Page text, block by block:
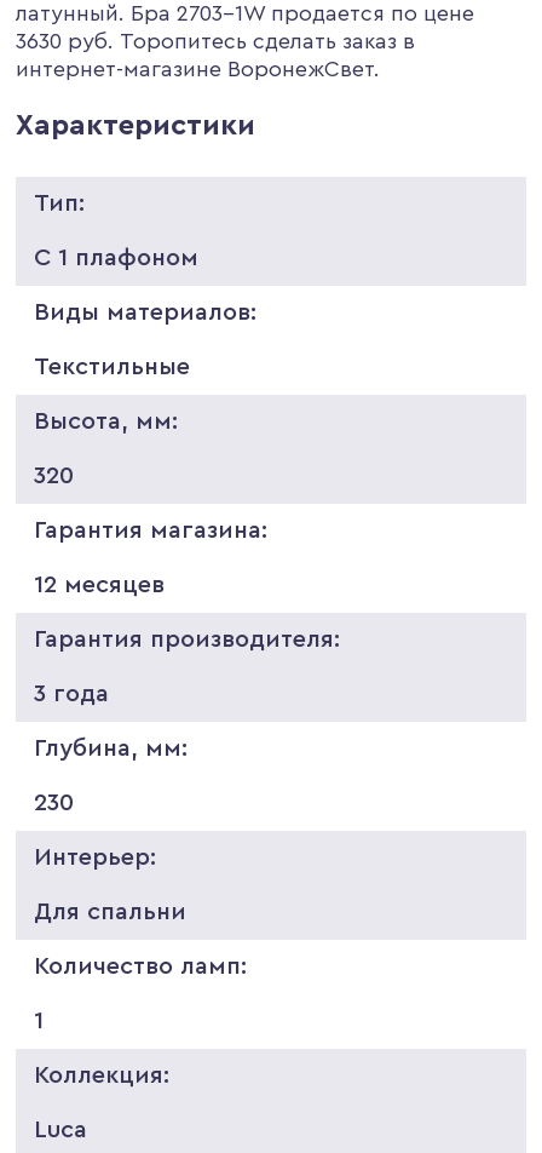
латунный. Бра 2703-1W продается по цене
3630 руб. Торопитесь сделать заказ в
интернет-магазине ВоронежСвет.
Характеристики
Тип:
С 1 плафоном
Виды материалов:
Текстильные
Высота, мм:
320
Гарантия магазина:
12 месяцев
Гарантия производителя:
3 года
Глубина, мм:
230
Интерьер:
Для спальни
Количество ламп:
1
Коллекция:
Luca